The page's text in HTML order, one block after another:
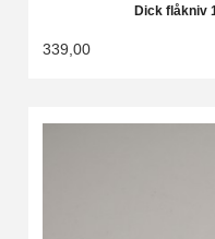
Dick flåkniv
339,00